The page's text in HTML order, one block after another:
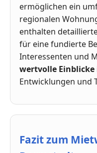
ermöglichen ein
regionalen
enthalten
für eine fundierte
Interessenten und
wertvolle Einblicke
Entwicklungen und
Fazit zum